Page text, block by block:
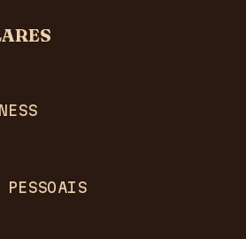
PESSOAIS